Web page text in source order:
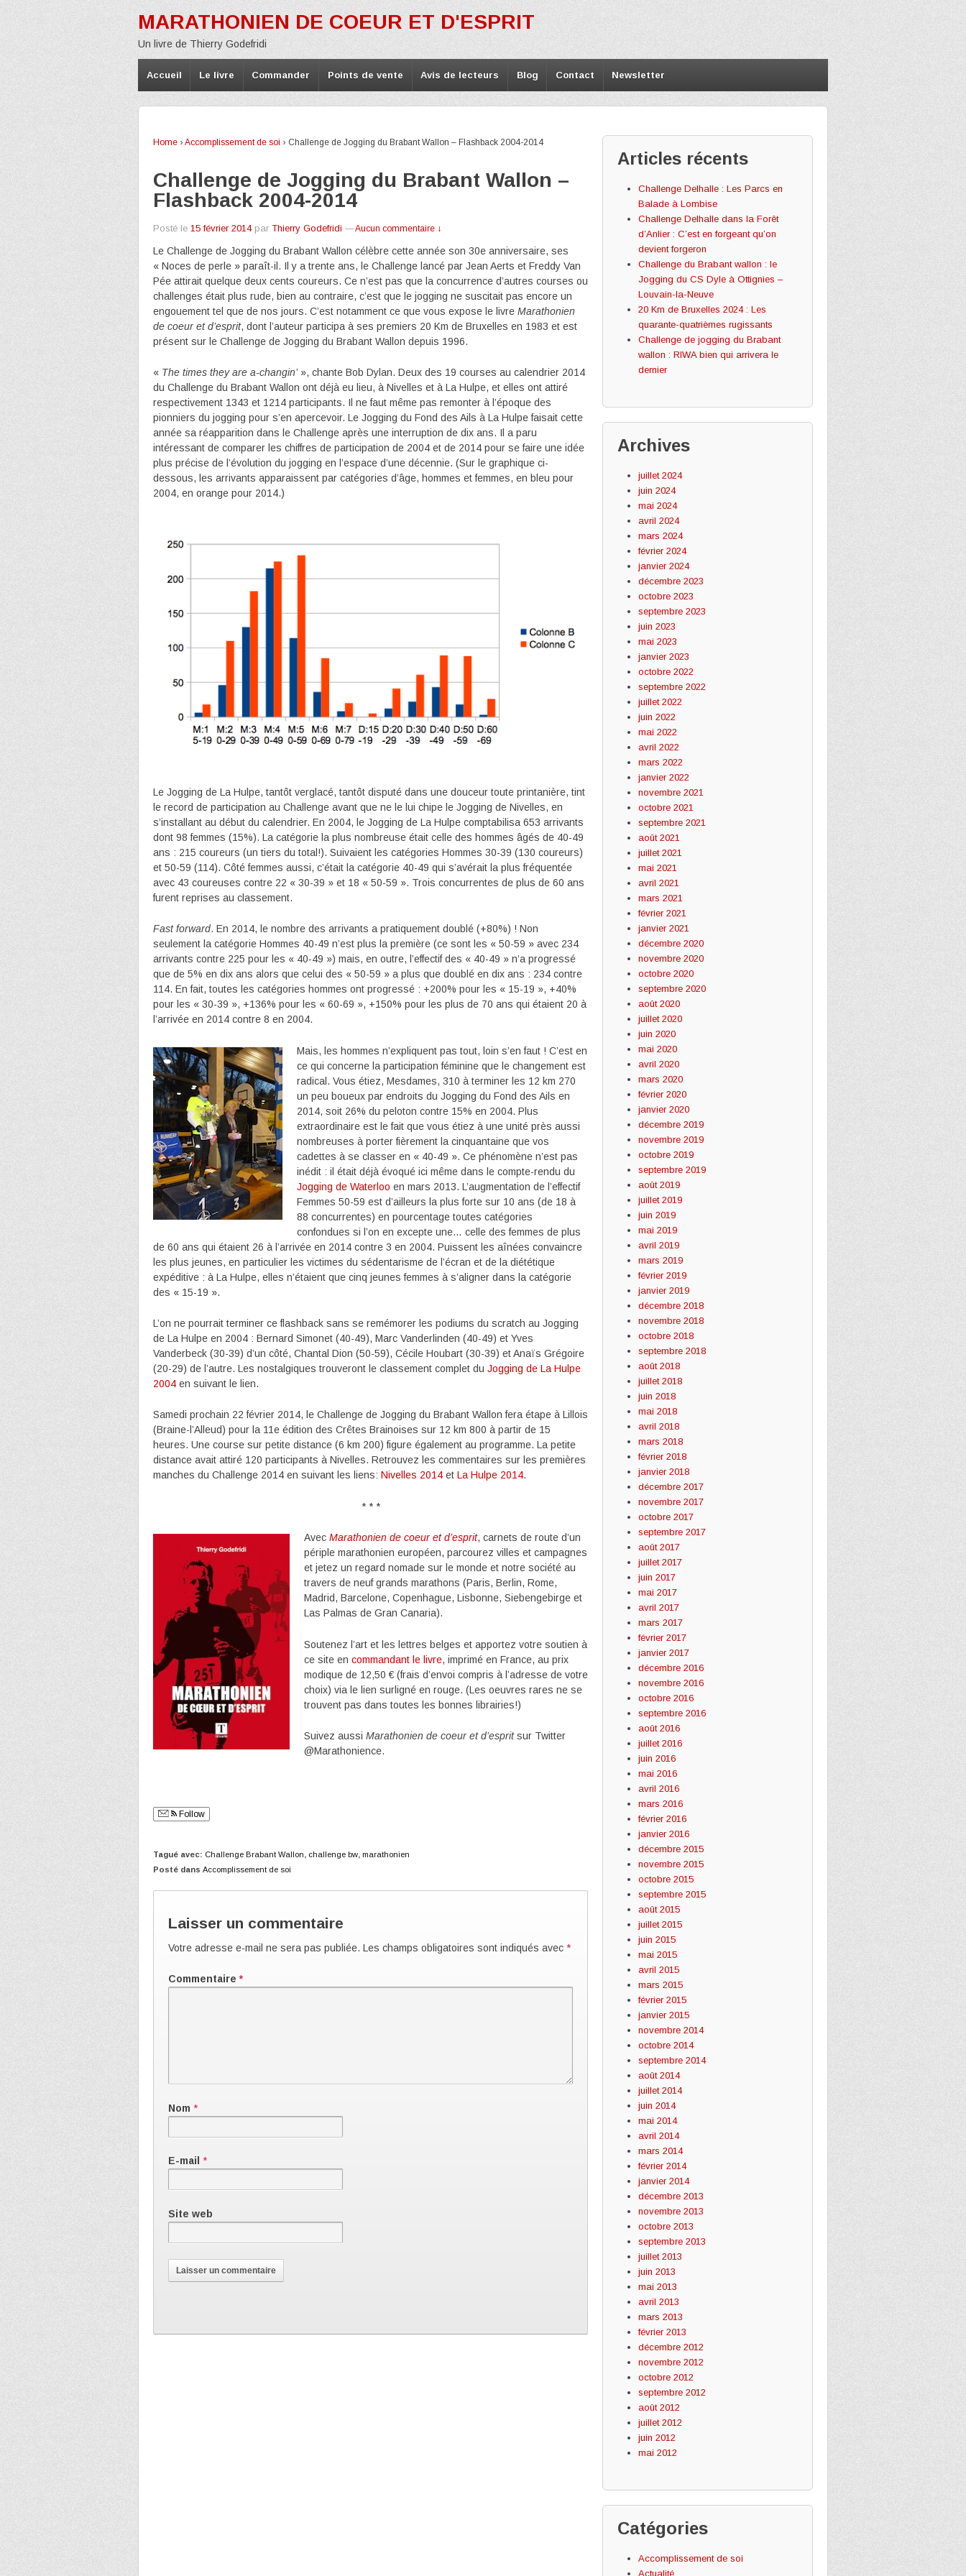
MARATHONIEN DE COEUR ET D'ESPRIT
Un livre de Thierry Godefridi
Accueil Le livre Commander Points de vente Avis de lecteurs Blog Contact Newsletter
Home › Accomplissement de soi › Challenge de Jogging du Brabant Wallon – Flashback 2004-2014
Challenge de Jogging du Brabant Wallon –
Flashback 2004-2014
Posté le 15 février 2014par Thierry Godefridi —Aucun commentaire ↓
Le Challenge de Jogging du Brabant Wallon célèbre cette année son 30e anniversaire, ses
« Noces de perle » paraît-il. Il y a trente ans, le Challenge lancé par Jean Aerts et Freddy Van
Pée attirait quelque deux cents coureurs. Ce n’est pas que la concurrence d’autres courses ou
challenges était plus rude, bien au contraire, c’est que le jogging ne suscitait pas encore un
engouement tel que de nos jours. C’est notamment ce que vous expose le livre Marathonien
de coeur et d’esprit, dont l’auteur participa à ses premiers 20 Km de Bruxelles en 1983 et est
présent sur le Challenge de Jogging du Brabant Wallon depuis 1996.
« The times they are a-changin’ », chante Bob Dylan. Deux des 19 courses au calendrier 2014
du Challenge du Brabant Wallon ont déjà eu lieu, à Nivelles et à La Hulpe, et elles ont attiré
respectivement 1343 et 1214 participants. Il ne faut même pas remonter à l’époque des
pionniers du jogging pour s’en apercevoir. Le Jogging du Fond des Ails à La Hulpe faisait cette
année sa réapparition dans le Challenge après une interruption de dix ans. Il a paru
intéressant de comparer les chiffres de participation de 2004 et de 2014 pour se faire une idée
plus précise de l’évolution du jogging en l’espace d’une décennie. (Sur le graphique ci-
dessous, les arrivants apparaissent par catégories d’âge, hommes et femmes, en bleu pour
2004, en orange pour 2014.)
Le Jogging de La Hulpe, tantôt verglacé, tantôt disputé dans une douceur toute printanière, tint
le record de participation au Challenge avant que ne le lui chipe le Jogging de Nivelles, en
s’installant au début du calendrier. En 2004, le Jogging de La Hulpe comptabilisa 653 arrivants
dont 98 femmes (15%). La catégorie la plus nombreuse était celle des hommes âgés de 40-49
ans : 215 coureurs (un tiers du total!). Suivaient les catégories Hommes 30-39 (130 coureurs)
et 50-59 (114). Côté femmes aussi, c’était la catégorie 40-49 qui s’avérait la plus fréquentée
avec 43 coureuses contre 22 « 30-39 » et 18 « 50-59 ». Trois concurrentes de plus de 60 ans
furent reprises au classement.
Fast forward. En 2014, le nombre des arrivants a pratiquement doublé (+80%) ! Non
seulement la catégorie Hommes 40-49 n’est plus la première (ce sont les « 50-59 » avec 234
arrivants contre 225 pour les « 40-49 ») mais, en outre, l’effectif des « 40-49 » n’a progressé
que de 5% en dix ans alors que celui des « 50-59 » a plus que doublé en dix ans : 234 contre
114. En fait, toutes les catégories hommes ont progressé : +200% pour les « 15-19 », +40%
pour les « 30-39 », +136% pour les « 60-69 », +150% pour les plus de 70 ans qui étaient 20 à
l’arrivée en 2014 contre 8 en 2004.
Mais, les hommes n’expliquent pas tout, loin s’en faut ! C’est en
ce qui concerne la participation féminine que le changement est
radical. Vous étiez, Mesdames, 310 à terminer les 12 km 270
un peu boueux par endroits du Jogging du Fond des Ails en
2014, soit 26% du peloton contre 15% en 2004. Plus
extraordinaire est le fait que vous étiez à une unité près aussi
nombreuses à porter fièrement la cinquantaine que vos
cadettes à se classer en « 40-49 ». Ce phénomène n’est pas
inédit : il était déjà évoqué ici même dans le compte-rendu du
Jogging de Waterloo en mars 2013. L’augmentation de l’effectif
Femmes 50-59 est d’ailleurs la plus forte sur 10 ans (de 18 à
88 concurrentes) en pourcentage toutes catégories
confondues si l’on en excepte une… celle des femmes de plus
de 60 ans qui étaient 26 à l’arrivée en 2014 contre 3 en 2004. Puissent les aînées convaincre
les plus jeunes, en particulier les victimes du sédentarisme de l’écran et de la diététique
expéditive : à La Hulpe, elles n’étaient que cinq jeunes femmes à s’aligner dans la catégorie
des « 15-19 ».
L’on ne pourrait terminer ce flashback sans se remémorer les podiums du scratch au Jogging
de La Hulpe en 2004 : Bernard Simonet (40-49), Marc Vanderlinden (40-49) et Yves
Vanderbeck (30-39) d’un côté, Chantal Dion (50-59), Cécile Houbart (30-39) et Anaïs Grégoire
(20-29) de l’autre. Les nostalgiques trouveront le classement complet du Jogging de La Hulpe
2004 en suivant le lien.
Samedi prochain 22 février 2014, le Challenge de Jogging du Brabant Wallon fera étape à Lillois
(Braine-l’Alleud) pour la 11e édition des Crêtes Brainoises sur 12 km 800 à partir de 15
heures. Une course sur petite distance (6 km 200) figure également au programme. La petite
distance avait attiré 120 participants à Nivelles. Retrouvez les commentaires sur les premières
manches du Challenge 2014 en suivant les liens: Nivelles 2014 et La Hulpe 2014.
* * *
Avec Marathonien de coeur et d’esprit, carnets de route d’un
périple marathonien européen, parcourez villes et campagnes
et jetez un regard nomade sur le monde et notre société au
travers de neuf grands marathons (Paris, Berlin, Rome,
Madrid, Barcelone, Copenhague, Lisbonne, Siebengebirge et
Las Palmas de Gran Canaria).
Soutenez l’art et les lettres belges et apportez votre soutien à
ce site en commandant le livre, imprimé en France, au prix
modique de 12,50 € (frais d’envoi compris à l’adresse de votre
choix) via le lien surligné en rouge. (Les oeuvres rares ne se
trouvent pas dans toutes les bonnes librairies!)
Suivez aussi Marathonien de coeur et d’espritsur Twitter
@Marathonience.
Follow
Tagué avec: Challenge Brabant Wallon challenge bw marathonien
Posté dans Accomplissement de soi
Laisser un commentaire
Votre adresse e-mail ne sera pas publiée. Les champs obligatoires sont indiqués avec *
Commentaire *
Nom *
E-mail *
Site web
Articles récents
Challenge Delhalle : Les Parcs en
Balade à Lombise
Challenge Delhalle dans la Forêt
d’Anlier : C’est en forgeant qu’on
devient forgeron
Challenge du Brabant wallon : le
Jogging du CS Dyle à Ottignies –
Louvain-la-Neuve
20 Km de Bruxelles 2024 : Les
quarante-quatrièmes rugissants
Challenge de jogging du Brabant
wallon : RIWA bien qui arrivera le
dernier
Archives
juillet 2024
juin 2024
mai 2024
avril 2024
mars 2024
février 2024
janvier 2024
décembre 2023
octobre 2023
septembre 2023
juin 2023
mai 2023
janvier 2023
octobre 2022
septembre 2022
juillet 2022
juin 2022
mai 2022
avril 2022
mars 2022
janvier 2022
novembre 2021
octobre 2021
septembre 2021
août 2021
juillet 2021
mai 2021
avril 2021
mars 2021
février 2021
janvier 2021
décembre 2020
novembre 2020
octobre 2020
septembre 2020
août 2020
juillet 2020
juin 2020
mai 2020
avril 2020
mars 2020
février 2020
janvier 2020
décembre 2019
novembre 2019
octobre 2019
septembre 2019
août 2019
juillet 2019
juin 2019
mai 2019
avril 2019
mars 2019
février 2019
janvier 2019
décembre 2018
novembre 2018
octobre 2018
septembre 2018
août 2018
juillet 2018
juin 2018
mai 2018
avril 2018
mars 2018
février 2018
janvier 2018
décembre 2017
novembre 2017
octobre 2017
septembre 2017
août 2017
juillet 2017
juin 2017
mai 2017
avril 2017
mars 2017
février 2017
janvier 2017
décembre 2016
novembre 2016
octobre 2016
septembre 2016
août 2016
juillet 2016
juin 2016
mai 2016
avril 2016
mars 2016
février 2016
janvier 2016
décembre 2015
novembre 2015
octobre 2015
septembre 2015
août 2015
juillet 2015
juin 2015
mai 2015
avril 2015
mars 2015
février 2015
janvier 2015
novembre 2014
octobre 2014
septembre 2014
août 2014
juillet 2014
juin 2014
mai 2014
avril 2014
mars 2014
février 2014
janvier 2014
décembre 2013
novembre 2013
octobre 2013
septembre 2013
juillet 2013
juin 2013
mai 2013
avril 2013
mars 2013
février 2013
décembre 2012
novembre 2012
octobre 2012
septembre 2012
août 2012
juillet 2012
juin 2012
mai 2012
Catégories
Accomplissement de soi
Actualité